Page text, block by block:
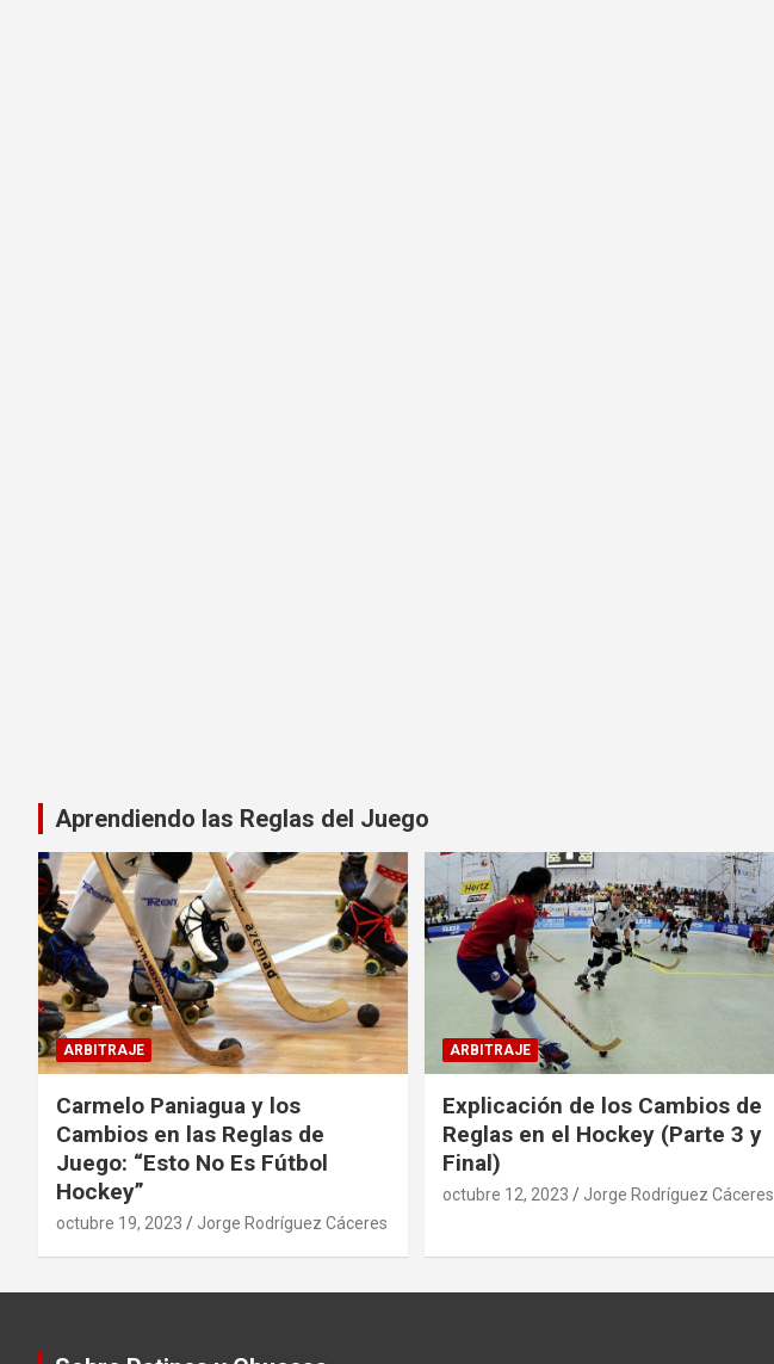
Aprendiendo las Reglas del Juego
ARBITRAJE
Carmelo Paniagua y los
Cambios en las Reglas de
Juego: “Esto No Es Fútbol
Hockey”
octubre 19, 2023 Jorge Rodríguez Cáceres
ARBITRAJE
Explicación de los Cambios de
Reglas en el Hockey (Parte 3 y
Final)
octubre 12, 2023 Jorge Rodríguez Cáceres